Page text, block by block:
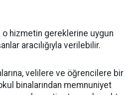
hizmetin gereklerine uygun
aracılığıyla verilebilir.
velilere ve öğrencilere bir
binalarından memnuniyet